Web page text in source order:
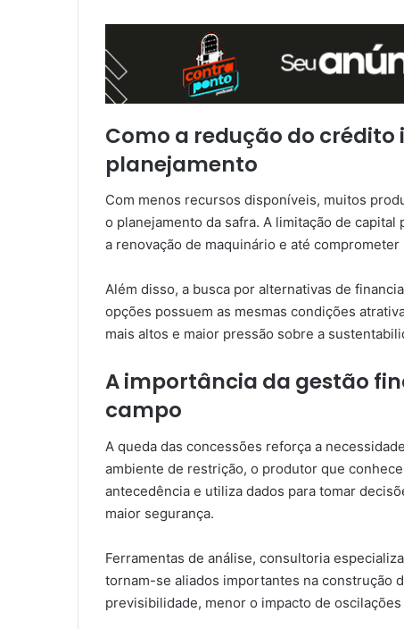
Como a redução do
planejamento
Com menos recursos disponíveis, muitos
o planejamento da safra. A limitação de
a renovação de maquinário e até
Além disso, a busca por alternativas de
opções possuem as mesmas condições
mais altos e maior pressão sobre a
A importância da gestão
campo
A queda das concessões reforça a
ambiente de restrição, o produtor que
antecedência e utiliza dados para tomar
maior segurança.
Ferramentas de análise, consultoria
tornam-se aliados importantes na construção
previsibilidade, menor o impacto de